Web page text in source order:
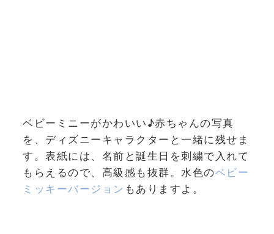
ベビーミニーがかわいい♪赤ちゃんの写真
を、ディズニーキャラクターと一緒に残せま
す。表紙には、名前と誕生日を刺繍で入れて
もらえるので、高級感も抜群。水色のベビー
ミッキーバージョン もありますよ。